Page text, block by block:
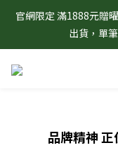
8/1-8/31 淨心護運 全
官網限定 滿1888元贈
出貨，單
8/1-8/31 淨心護運 全
品牌精神